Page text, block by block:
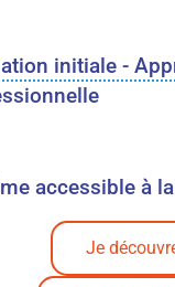
initiale -
accessible à
Je